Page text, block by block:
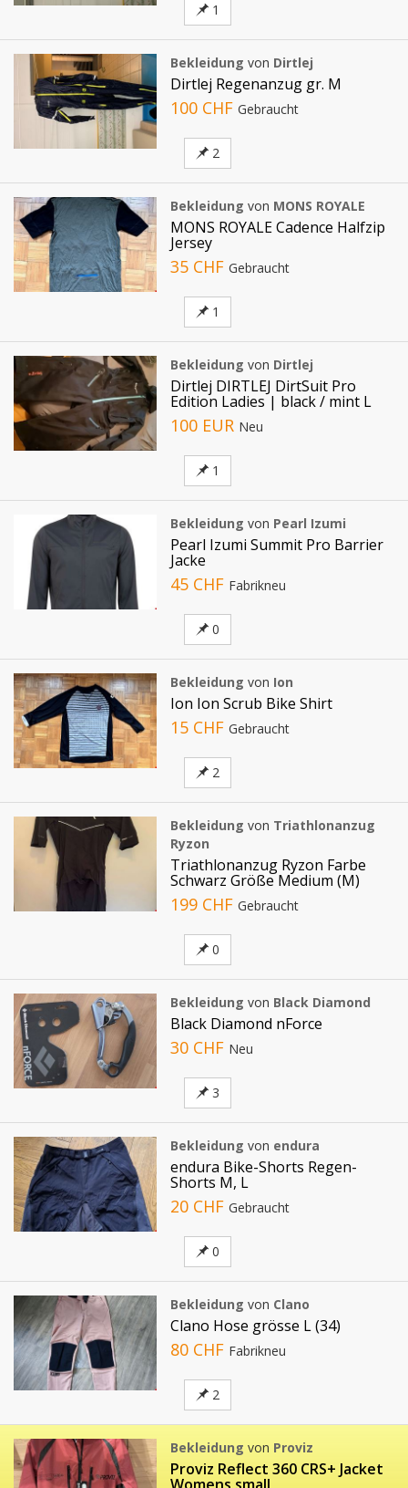
1
Bekleidung von Dirtlej
Dirtlej Regenanzug gr. M
100 CHF Gebraucht
2
Bekleidung von MONS ROYALE
MONS ROYALE Cadence Halfzip
Jersey
35 CHF Gebraucht
1
Bekleidung von Dirtlej
Dirtlej DIRTLEJ DirtSuit Pro
Edition Ladies | black / mint L
100 EUR Neu
1
Bekleidung von Pearl Izumi
Pearl Izumi Summit Pro Barrier
Jacke
45 CHF Fabrikneu
0
Bekleidung von Ion
Ion Ion Scrub Bike Shirt
15 CHF Gebraucht
2
Bekleidung von Triathlonanzug
Ryzon
Triathlonanzug Ryzon Farbe
Schwarz Größe Medium (M)
199 CHF Gebraucht
0
Bekleidung von Black Diamond
Black Diamond nForce
30 CHF Neu
3
Bekleidung von endura
endura Bike-Shorts Regen-
Shorts M, L
20 CHF Gebraucht
0
Bekleidung von Clano
Clano Hose grösse L (34)
80 CHF Fabrikneu
2
Bekleidung von Proviz
Proviz Reflect 360 CRS+ Jacket